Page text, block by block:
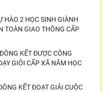
HÀO 2 HỌC SINH GIÀNH
TOÀN GIAO THÔNG CẤP
KẾT ĐƯỢC CÔNG
GIỎI CẤP XÃ NĂM HỌC
KẾT ĐOẠT GIẢI CUỘC